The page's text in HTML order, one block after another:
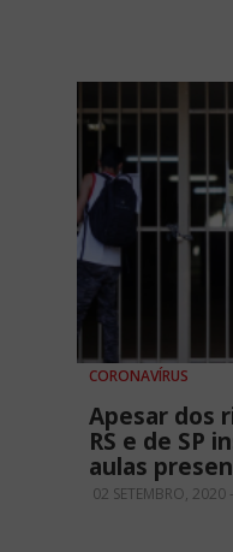
CORONAVÍRUS
Apesar dos
RS e de SP
aulas
02 SETEMBRO,